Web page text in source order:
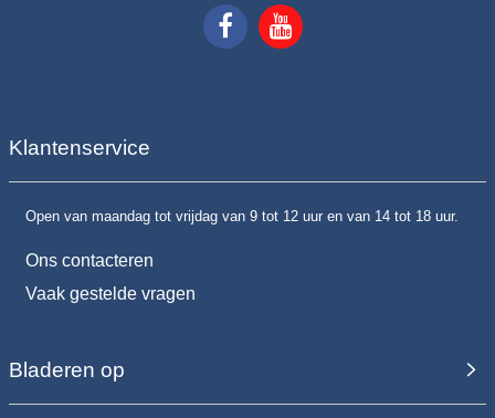
Klantenservice
Open van maandag tot vrijdag van 9 tot 12 uur en van 14 tot 18 uur.
Ons contacteren
Vaak gestelde vragen
Bladeren op